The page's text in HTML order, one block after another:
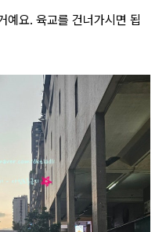
예요. 육교를 건너가시면 됩